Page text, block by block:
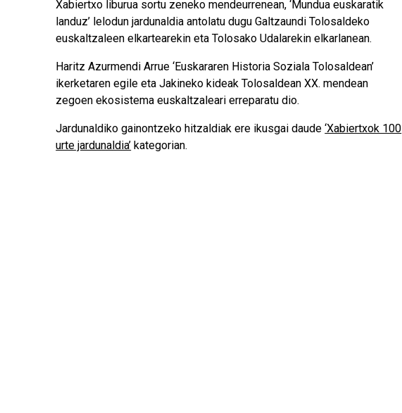
Xabiertxo liburua sortu zeneko mendeurrenean, ‘Mundua euskaratik
landuz’ lelodun jardunaldia antolatu dugu Galtzaundi Tolosaldeko
euskaltzaleen elkartearekin eta Tolosako Udalarekin elkarlanean.
Haritz Azurmendi Arrue ‘Euskararen Historia Soziala Tolosaldean’
ikerketaren egile eta Jakineko kideak Tolosaldean XX. mendean
zegoen ekosistema euskaltzaleari erreparatu dio.
Jardunaldiko gainontzeko hitzaldiak ere ikusgai daude‘Xabiertxok 100
urte jardunaldia’ kategorian.